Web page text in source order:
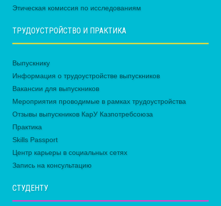
Этическая комиссия по исследованиям
ТРУДОУСТРОЙСТВО И ПРАКТИКА
Выпускнику
Информация о трудоустройстве выпускников
Вакансии для выпускников
Мероприятия проводимые в рамках трудоустройства
Отзывы выпускников КарУ Казпотребсоюза
Практика
Skills Passport
Центр карьеры в социальных сетях
Запись на консультацию
СТУДЕНТУ